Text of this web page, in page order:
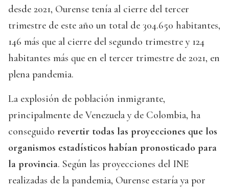
desde 2021, Ourense tenía al cierre del tercer
trimestre de este año un total de 304.650 habitantes,
146 más que al cierre del segundo trimestre y 124
habitantes más que en el tercer trimestre de 2021, en
plena pandemia.
La explosión de población inmigrante,
principalmente de Venezuela y de Colombia, ha
conseguido revertir todas las proyecciones que los
organismos estadísticos habían pronosticado para
la provincia. Según las proyecciones del INE
realizadas de la pandemia, Ourense estaría ya por